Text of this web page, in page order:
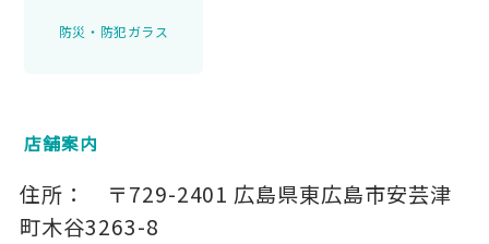
防災・防犯ガラス
店舗案内
住所： 〒729-2401 広島県東広島市安芸津
町木谷3263-8